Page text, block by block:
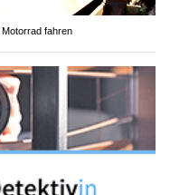
fahren